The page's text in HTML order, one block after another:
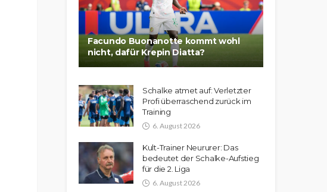
Facundo Buonanotte kommt wohl
nicht, dafür Krepin Diatta?
Schalke atmet auf: Verletzter
Profi überraschend zurück im
Training
6. August 2026
Kult-Trainer Neururer: Das
bedeutet der Schalke-Aufstieg
für die 2. Liga
6. August 2026